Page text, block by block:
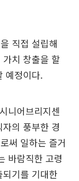
직접 설립해
치 창출을 할
예정이다.
니어브리지센
의 풍부한 경
써 일하는 즐거
바람직한 고령
기를 기대한